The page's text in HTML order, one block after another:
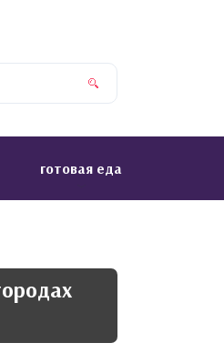
готовая еда